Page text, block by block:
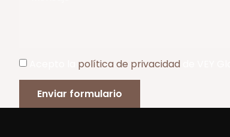
política de privacidad
Enviar formulario